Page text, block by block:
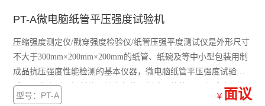
PT-A微电脑纸管平压强度试验机
压缩强度测定仪/戳穿强度检验仪/纸管压强平度测试仪是外形尺寸
不大于300mm×200mm×200mm的纸管、纸碗及等中小型包装用制
成品抗压强度性能检测的基本仪器，微电脑纸管平压强度试验机
适用于中小型瓦楞纸箱及其它包装用制成品的抗压强度试验和堆
码强度试验。
型号：PT-A ￥ 面议